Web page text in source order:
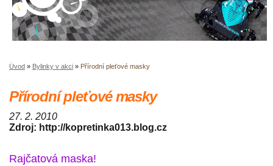
Úvod » Bylinky v akci » Přírodní pleťové masky
Přírodní pleťové masky
27. 2. 2010
Zdroj: http://kopretinka013.blog.cz
Rajčatová maska!